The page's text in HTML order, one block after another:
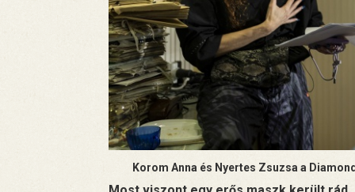
Korom Anna és Nyertes Zsuzsa a